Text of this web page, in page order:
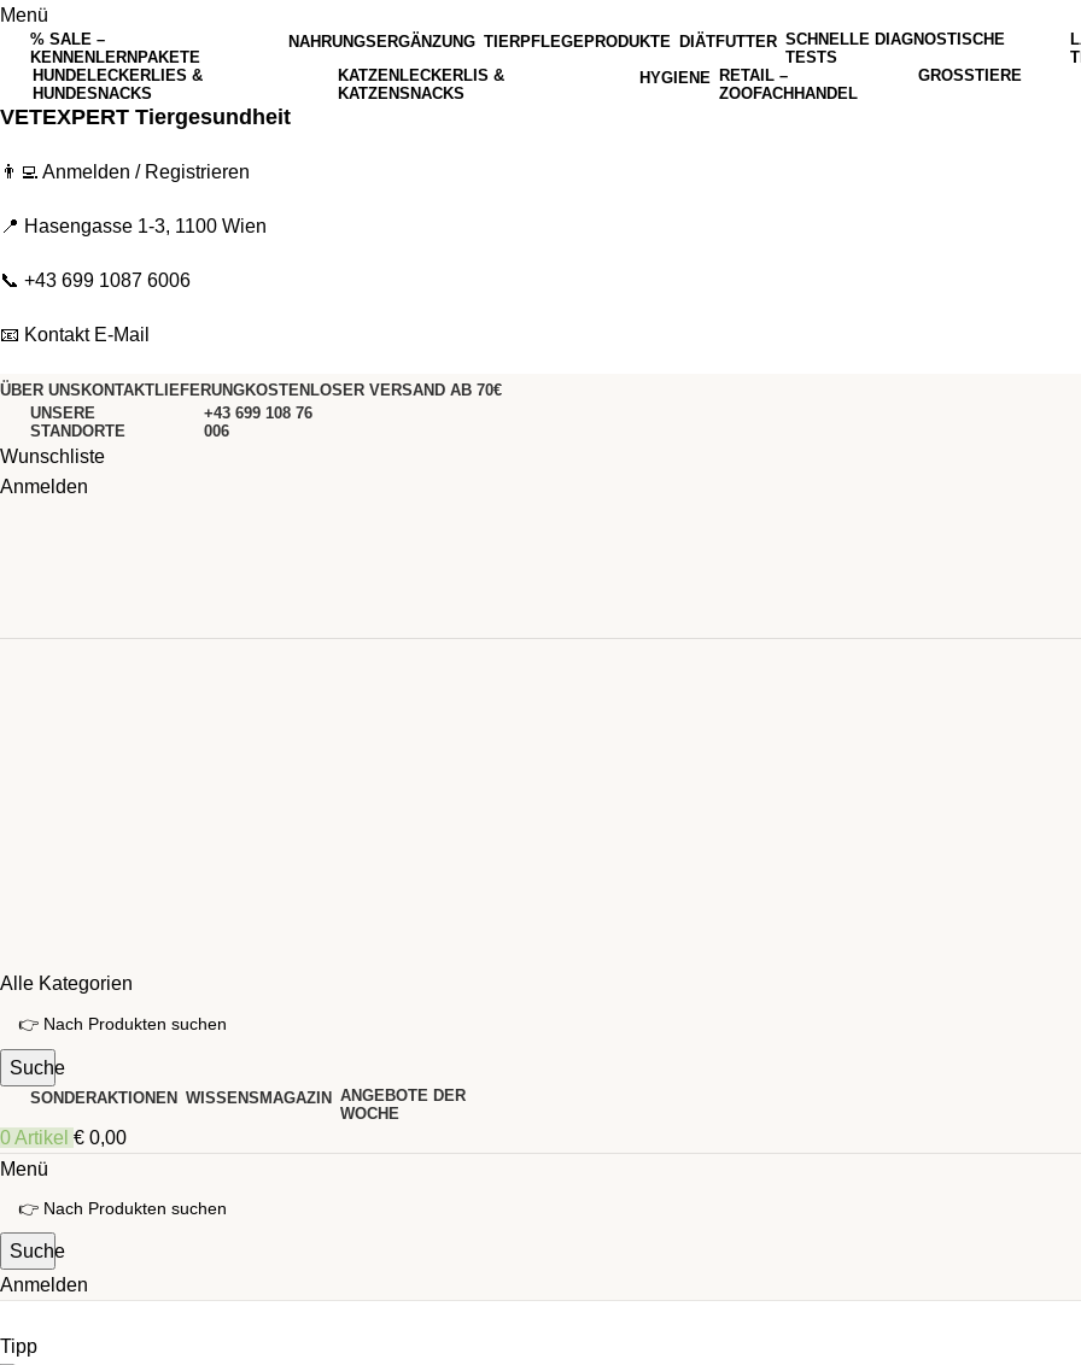
Menü
% SALE –
KENNENLERNPAKETE
NAHRUNGSERGÄNZUNG TIERPFLEGEPRODUKTE DIÄTFUTTER SCHNELLE DIAGNOSTISCHE
TESTS
HUNDELECKERLIES &
HUNDESNACKS
KATZENLECKERLIS &
KATZENSNACKS
HYGIENE
RETAIL –
ZOOFACHHANDEL
GROSSTIERE
VETEXPERT Tiergesundheit
👨‍💻 Anmelden / Registrieren
📍 Hasengasse 1-3, 1100 Wien
📞 +43 699 1087 6006
📧 Kontakt E-Mail
ÜBER UNS KONTAKTLIEFERUNGKOSTENLOSER VERSAND AB 70€
UNSERE
STANDORTE
+43 699 108 76
006
Wunschliste
Anmelden
Alle Kategorien
Suche
SONDERAKTIONEN WISSENSMAGAZIN ANGEBOTE DER
WOCHE
0Artikel € 0,00
Menü
Suche
Anmelden
Tipp